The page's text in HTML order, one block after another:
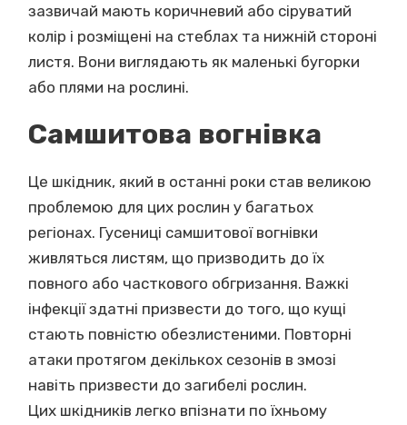
зазвичай мають коричневий або сіруватий
колір і розміщені на стеблах та нижній стороні
листя. Вони виглядають як маленькі бугорки
або плями на рослині.
Самшитова вогнівка
Це шкідник, який в останні роки став великою
проблемою для цих рослин у багатьох
регіонах. Гусениці самшитової вогнівки
живляться листям, що призводить до їх
повного або часткового обгризання. Важкі
інфекції здатні призвести до того, що кущі
стають повністю обезлистеними. Повторні
атаки протягом декількох сезонів в змозі
навіть призвести до загибелі рослин.
Цих шкідників легко впізнати по їхньому